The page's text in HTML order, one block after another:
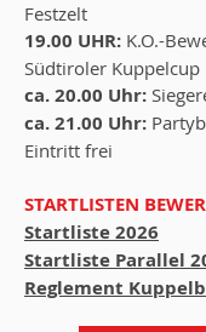
Festzelt
19.00 UHR: K.O.-
Südtiroler Kuppelcup
ca. 20.00 Uhr:
ca. 21.00 Uhr:
Eintritt frei
STARTLISTEN
Startliste 2026
Startliste Parallel
Reglement